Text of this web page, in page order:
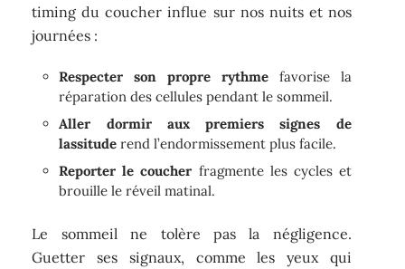
timing du coucher influe sur nos nuits et nos
journées :
Respecter son propre rythmefavorise la
réparation des cellules pendant le sommeil.
Aller dormir aux premiers signes de
lassitude rend l’endormissement plus facile.
Reporter le coucher fragmente les cycles et
brouille le réveil matinal.
Le sommeil ne tolère pas la négligence.
Guetter ses signaux, comme les yeux qui